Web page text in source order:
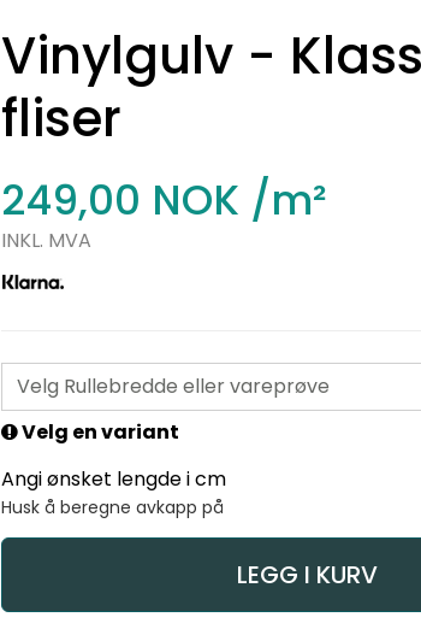
Vinylgulv -
fliser
249,00 NOK /m²
INKL. MVA
Velg Rullebredde eller vareprøve
Velg en variant
Angi ønsket lengde i cm
Husk å beregne avkapp på
LEGG I KURV